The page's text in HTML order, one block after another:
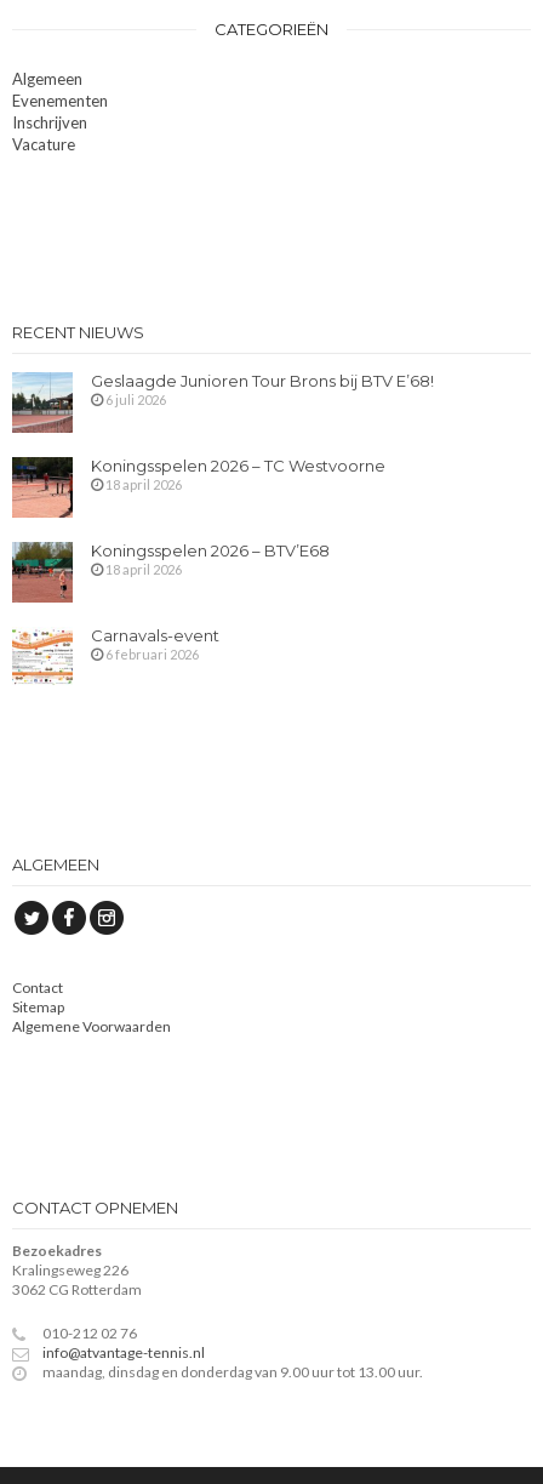
CATEGORIEËN
Algemeen
Evenementen
Inschrijven
Vacature
RECENT NIEUWS
Geslaagde Junioren Tour Brons bij BTV E’68!
6 juli 2026
Koningsspelen 2026 – TC Westvoorne
18 april 2026
Koningsspelen 2026 – BTV’E68
18 april 2026
Carnavals-event
6 februari 2026
ALGEMEEN
Contact
Sitemap
Algemene Voorwaarden
CONTACT OPNEMEN
Bezoekadres
Kralingseweg 226
3062 CG Rotterdam
010-212 02 76
info@atvantage-tennis.nl
maandag, dinsdag en donderdag van 9.00 uur tot 13.00 uur.